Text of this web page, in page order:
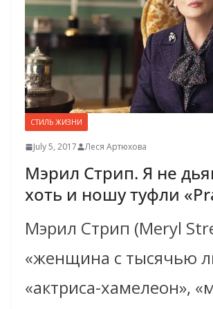
СТИЛЬ ЖИЗНИ
July 5, 2017 Леся Артюхова
Мэрил Стрип. Я не
хоть и ношу туфли
Мэрил Стрип (Meryl
«женщина с тысячью
«актриса-хамелеон»,